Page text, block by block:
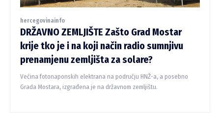
hercegovinainfo
DRŽAVNO ZEMLJIŠTE Zašto Grad Mostar
krije tko je i na koji način radio sumnjivu
prenamjenu zemljišta za solare?
Većina fotonaponskih elektrana na području HNŽ-a, a posebno
Grada Mostara, izgrađena je na državnom zemljištu.